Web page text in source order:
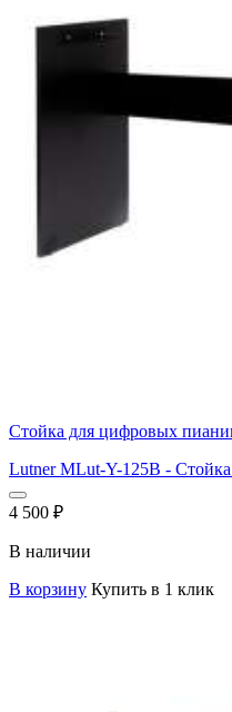
Стойка для цифровых
Lutner MLut-Y-125B -
4 500 ₽
В наличии
В корзину Купить в 1 клик